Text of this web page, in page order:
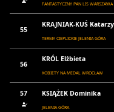
FANTASTYCZNY PAN LIS WARSZAWA
55
KRAJNIAK-KUŚ
TERMY CIEPLICKIE JELENIA GÓRA
56
KRÓL Elżbieta
KOBIETY NA MEDAL WROCŁAW
57 KSIĄŻEK Dominika
JELENIA GÓRA